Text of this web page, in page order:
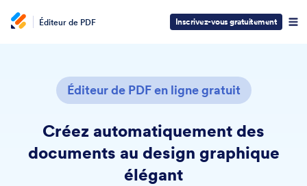
Éditeur de PDF Inscrivez-vous gratuitement
Éditeur de PDF en ligne gratuit
Créez automatiquement des
documents au design graphique
élégant